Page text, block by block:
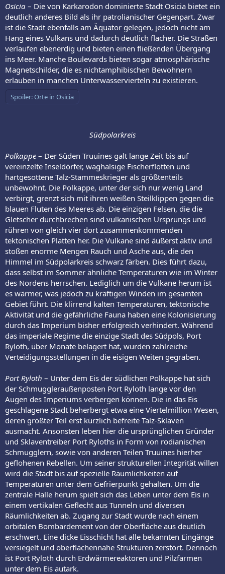
Osicia – Die von Karkarodon dominierte Stadt Osicia bietet ein
deutlich anderes Bild als ihr patrolianischer Gegenpart. Zwar
ist die Stadt ebenfalls am Äquator gelegen, jedoch nicht am
Hang eines Vulkans und dadurch deutlich flacher. Die Straßen
verlaufen ebenerdig und bieten einen fließenden Übergang
ins Meer. Manche Boulevards bieten sogar atmosphärische
Magnetschilder, die es nichtamphibischen Bewohnern
erlauben in manchen Unterwasservierteln zu existieren.
Spoiler:Orte in Osicia
Südpolarkreis
Polkappe – Der Süden Truuines galt lange Zeit bis auf
vereinzelte Inseldörfer, waghalsige Fischerflotten und
hartgesottene Talz-Stammeskrieger als größtenteils
unbewohnt. Die Polkappe, unter der sich nur wenig Land
verbirgt, grenzt sich mit ihren weißen Steilklippen gegen die
blauen Fluten des Meeres ab. Die einzigen Felsen, die die
Gletscher durchbrechen sind vulkanischen Ursprungs und
rühren von gleich vier dort zusammenkommenden
tektonischen Platten her. Die Vulkane sind äußerst aktiv und
stoßen enorme Mengen Rauch und Asche aus, die den
Himmel im Südpolarkreis schwarz färben. Dies führt dazu,
dass selbst im Sommer ähnliche Temperaturen wie im Winter
des Nordens herrschen. Lediglich um die Vulkane herum ist
es wärmer, was jedoch zu kräftigen Winden im gesamten
Gebiet führt. Die klirrend kalten Temperaturen, tektonische
Aktivität und die gefährliche Fauna haben eine Kolonisierung
durch das Imperium bisher erfolgreich verhindert. Während
das imperiale Regime die einzige Stadt des Südpols, Port
Ryloth, über Monate belagert hat, wurden zahlreiche
Verteidigungsstellungen in die eisigen Weiten gegraben.
Port Ryloth – Unter dem Eis der südlichen Polkappe hat sich
der Schmuggleraußenposten Port Ryloth lange vor den
Augen des Imperiums verbergen können. Die in das Eis
geschlagene Stadt beherbergt etwa eine Viertelmillion Wesen,
deren größter Teil erst kürzlich befreite Talz-Sklaven
ausmacht. Ansonsten leben hier die ursprünglichen Gründer
und Sklaventreiber Port Ryloths in Form von rodianischen
Schmugglern, sowie von anderen Teilen Truuines hierher
geflohenen Rebellen. Um seiner strukturellen Integrität willen
wird die Stadt bis auf spezielle Räumlichkeiten auf
Temperaturen unter dem Gefrierpunkt gehalten. Um die
zentrale Halle herum spielt sich das Leben unter dem Eis in
einem vertikalen Geflecht aus Tunneln und diversen
Räumlichkeiten ab. Zugang zur Stadt wurde nach einem
orbitalen Bombardement von der Oberfläche aus deutlich
erschwert. Eine dicke Eisschicht hat alle bekannten Eingänge
versiegelt und oberflächennahe Strukturen zerstört. Dennoch
ist Port Ryloth durch Erdwärmereaktoren und Pilzfarmen
unter dem Eis autark.